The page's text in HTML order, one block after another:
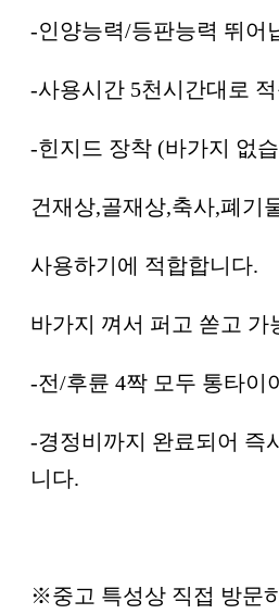
-인양능력/등판능력 뛰어
-사용시간 5천시간대로
-힌지드 장착 (바가지 없
건재상,골재상,축사,폐기
사용하기에 적합합니다.
바가지 껴서 퍼고 쏟고 가
-전/후륜 4짝 모두 통타이
-경정비까지 완료되어 즉
니다.
※중고 특성상 직접 방문